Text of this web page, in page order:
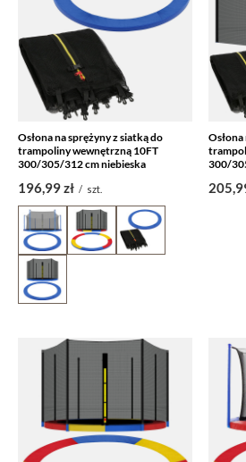
Osłona na sprężyny z siatką do
trampoliny wewnętrzną 10FT
300/305/312 cm niebieska
196,99 zł / szt.
300/